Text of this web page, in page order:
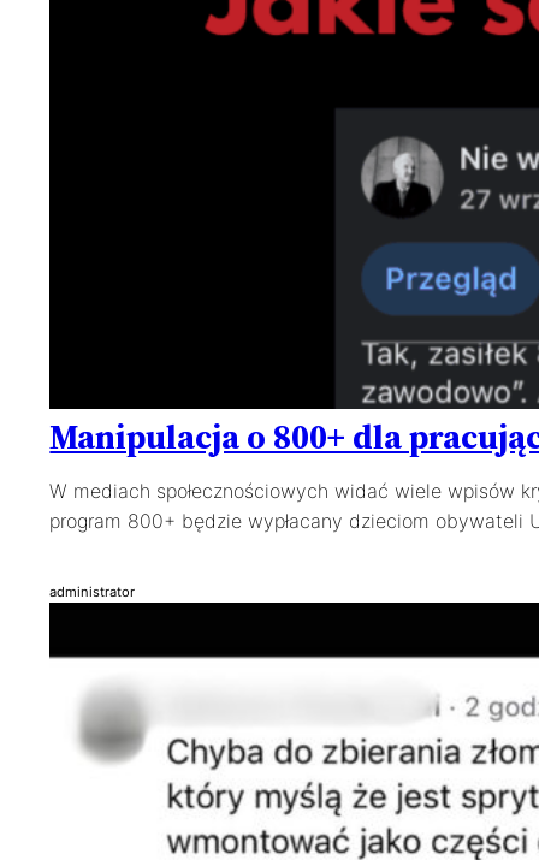
Manipulacja o 800+ dla
W mediach społecznościowych widać wiele wpisów
program 800+ będzie wypłacany dzieciom
administrator